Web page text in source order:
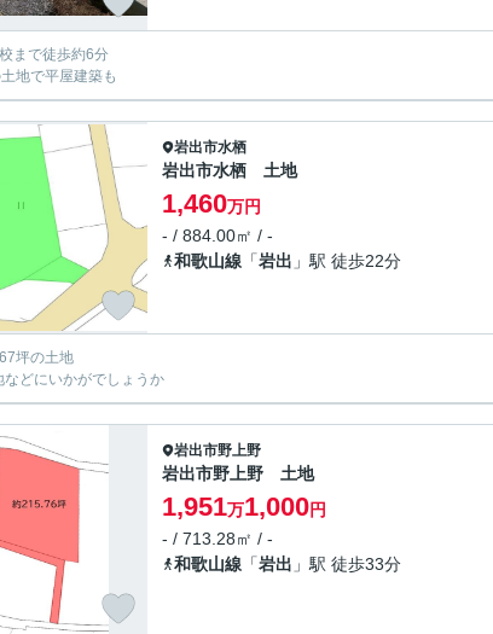
まで徒歩約6分
地で平屋建築も
岩出市水栖
岩出市水栖 土地
1,460万円
- / 884.00㎡ / -
和歌山線 「岩出 」駅 徒歩22分
坪の土地
などにいかがでしょうか
岩出市野上野
岩出市野上野 土地
1,951万1,000円
- / 713.28㎡ / -
和歌山線 「岩出 」駅 徒歩33分